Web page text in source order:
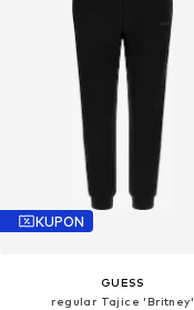
KUPON
GUESS
regular Tajice 'Britney'